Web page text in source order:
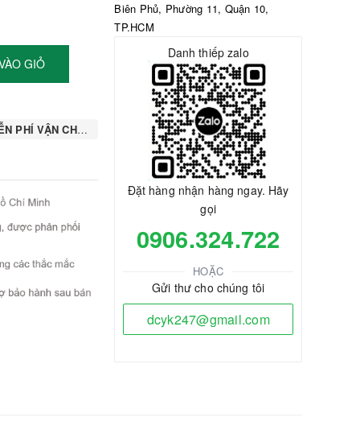
GIỎ
PHÍ VẬN CHUYỂN
Biên Phủ, Phường 11, Quận 10,
TP.HCM
Danh thiếp zalo
Đặt hàng nhận hàng ngay. Hãy
gọi
0906.324.722
HOẶC
Gửi thư cho chúng tôi
dcyk247@gmail.com